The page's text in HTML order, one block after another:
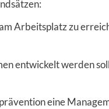
Arbeitsplatz zu
entwickelt werden
eine